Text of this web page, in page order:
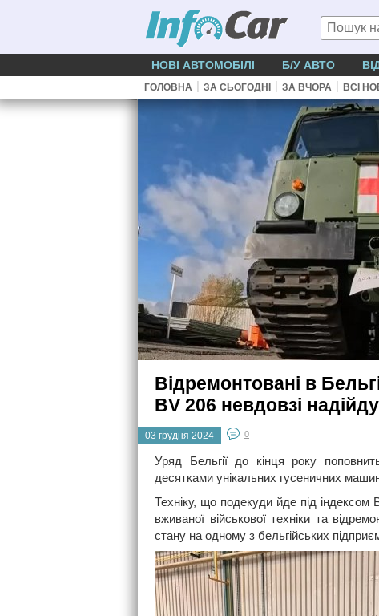
НОВІ АВТОМОБІЛІ Б/У АВТО
ГОЛОВНА | ЗА СЬОГОДНІ | ЗА ВЧОРА | ВСІ
Відремонтовані в
BV 206 невдовзі
03 грудня 2024 0
Уряд Бельгії до кінця року
десятками унікальних гусеничних
Техніку, що подекуди йде під
вживаної військової техніки та
стану на одному з бельгійських